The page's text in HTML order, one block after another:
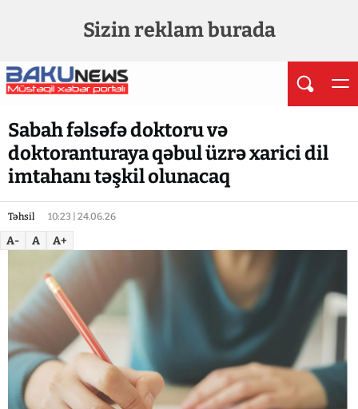
Sizin reklam burada
Sabah fəlsəfə doktoru və
doktoranturaya qəbul üzrə xarici dil
imtahanı təşkil olunacaq
Təhsil 10:23 | 24.06.26
A- A A+